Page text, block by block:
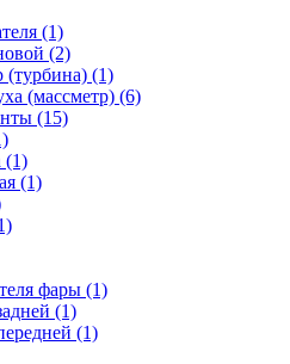
(1)
(2)
(турбина) (1)
(массметр) (6)
(15)
(1)
(1)
фары (1)
(1)
(1)